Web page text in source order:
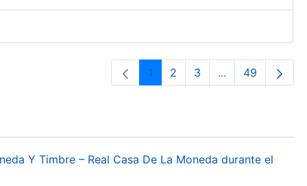
Página
1 Página
2 Página
3 ...PáginasPágina
49
Y Timbre – Real Casa De La Moneda durante el